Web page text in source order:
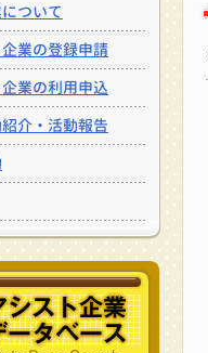
ついて
業の登録申請
業の利用申込
介・活動報告